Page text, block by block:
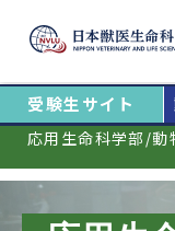
受験生サイト
応用生命科学部/動